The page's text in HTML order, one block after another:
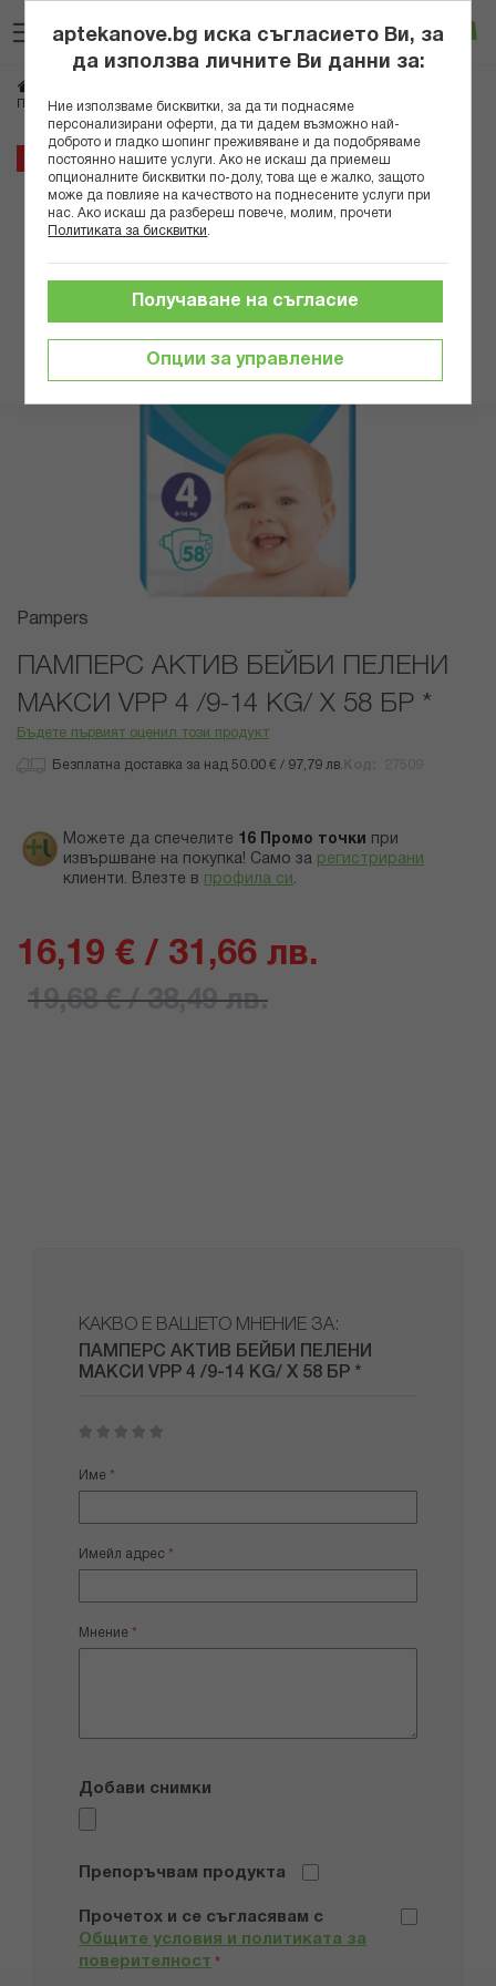
към
съдържанието
Вход
ПАМПЕРС АКТИВ БЕЙБИ ПЕЛЕНИ МАКСИ VPP 4 /9-14 kg/ Х 58 БР *
18%
Преминете
края
Преминете
началото
галерия
със
Pampers
ПАМПЕРС АКТИВ БЕЙБИ ПЕЛЕНИ
МАКСИ VPP 4 /9-14 KG/ Х 58 БР *
Бъдете първият оценил този продукт
Безплатна доставка за над 50.00 € / 97,79 лв.
Можете да спечелите 16 Промо точки
при
извършване на покупка! Само за регистрирани
клиенти. Влезте в профила си .
16,19 € / 31,66 лв.
19,68 € / 38,49 лв.
КАКВО Е ВАШЕТО МНЕНИЕ ЗА:
ПАМПЕРС АКТИВ БЕЙБИ ПЕЛЕНИ
МАКСИ VPP 4 /9-14 KG/ Х 58 БР *
star
stars
stars
stars
stars
Име
Имейл адрес
Мнение
Добави снимки
Препоръчвам продукта
Прочетох и се съгласявам с
Общите условия и политиката за
поверителност *
aptekanove.bg иска съгласието Ви, за
да използва личните Ви данни за:
Ние използваме бисквитки, за да ти поднасяме
персонализирани оферти, да ти дадем възможно най-
доброто и гладко шопинг преживяване и да подобряваме
постоянно нашите услуги. Ако не искаш да приемеш
опционалните бисквитки по-долу, това ще е жалко, защото
може да повлияе на качеството на поднесените услуги при
нас. Ако искаш да разбереш повече, молим, прочети
Политиката за бисквитки
Опции за управление
Получаване на съгласие